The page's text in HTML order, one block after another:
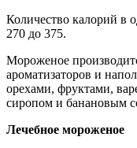
Количество калорий в
270 до 375.
Мороженое
ароматизаторов и
орехами, фруктами,
сиропом и банановым
Лечебное мороженое